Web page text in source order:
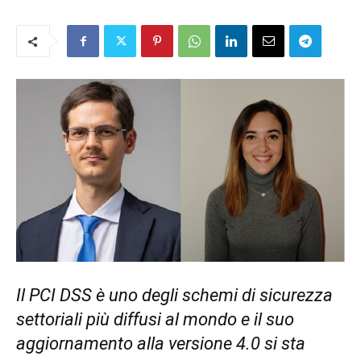
Il PCI DSS è uno degli schemi di sicurezza
settoriali più diffusi al mondo e il suo
aggiornamento alla versione 4.0 si sta